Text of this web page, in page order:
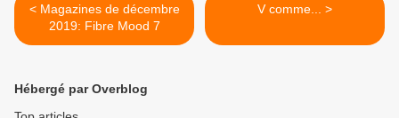
< Magazines de décembre
2019: Fibre Mood 7
V comme... >
Hébergé par Overblog